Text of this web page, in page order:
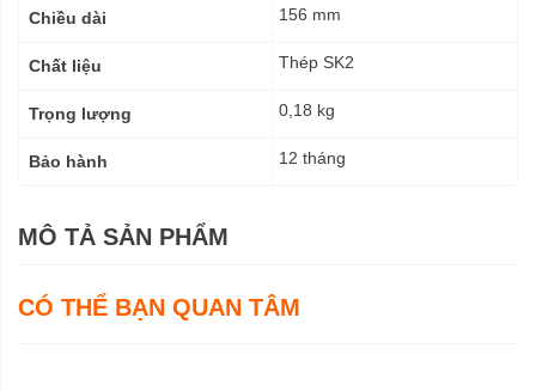
Chiều dài 156 mm
Chất liệu Thép SK2
Trọng lượng 0,18 kg
Bảo hành 12 tháng
MÔ TẢ SẢN PHẨM
CÓ THỂ BẠN QUAN TÂM